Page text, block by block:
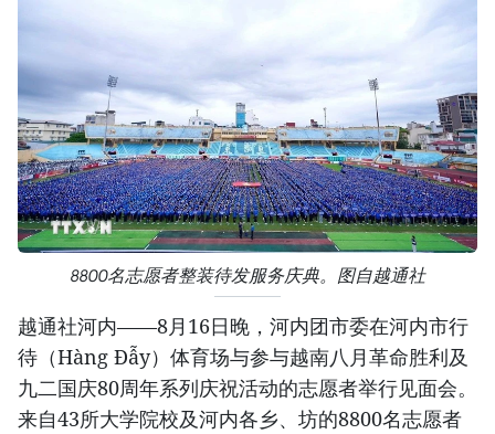
8800名志愿者整装待发服务庆典。图自越通社
越通社河内——8月16日晚，河内团市委在河内市行
待（Hàng Đẫy）体育场与参与越南八月革命胜利及
九二国庆80周年系列庆祝活动的志愿者举行见面会。
来自43所大学院校及河内各乡、坊的8800名志愿者